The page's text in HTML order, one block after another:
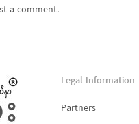
a comment.
Legal Information
Partners